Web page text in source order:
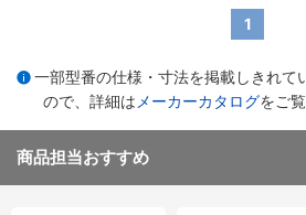
1
一部型番の仕様・寸法を掲載しきれて
ので、詳細は メーカーカタログをご
商品担当おすすめ